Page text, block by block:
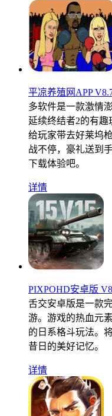
平凉养殖网APP
多软件是一款激情
延续终结者2的有趣
给玩家带去好莱坞
战不停，豪礼送到
下载体验吧。
详情
PIXPOHD安卓版
舌交安卓版是一款
游。游戏的热血元
的日系格斗玩法。
昔日的美好记忆。
详情